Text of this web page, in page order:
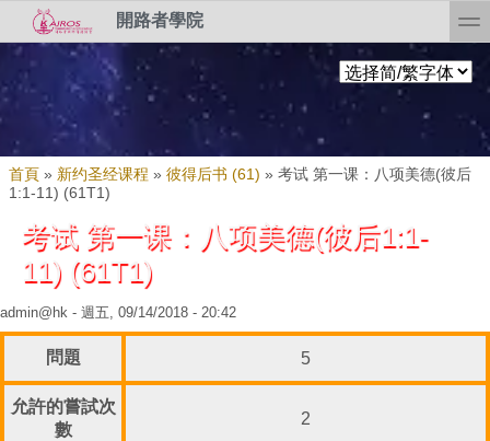
移至主內容
Skip to search
開路者學院
您在這裡
首頁 » 新约圣经课程 »彼得后书 (61) »考试 第一课：八项美德(彼后
1:1-11) (61T1)
考试 第一课：八项美德(彼后1:1-
11) (61T1)
admin@hk - 週五, 09/14/2018 - 20:42
問題 5
允許的嘗試次
數
2